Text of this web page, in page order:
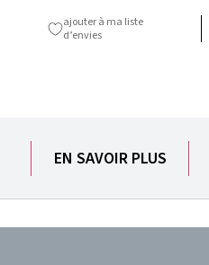
ajouter à ma liste
d’envies
EN SAVOIR PLUS